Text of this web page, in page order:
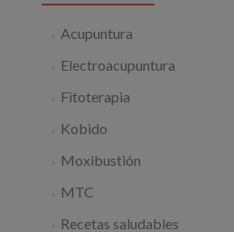
Acupuntura
Electroacupuntura
Fitoterapia
Kobido
Moxibustión
MTC
Recetas saludables